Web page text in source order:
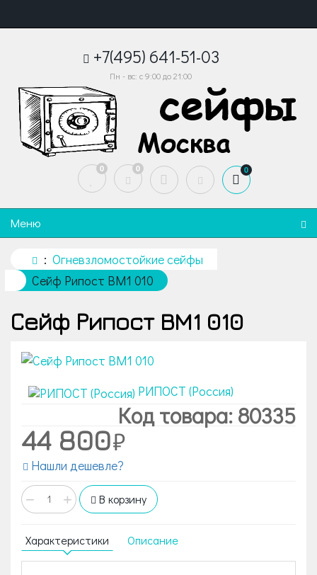
+7(495) 641-51-03
Пн - вс: с 9:00 до 21:00
0 0 0
Меню
Огневзломостойкие сейфы
Сейф Рипост BM1 010
Сейф Рипост BM1 010
РИПОСТ (Россия)
Код товара: 80335
44 800
Нашли дешевле?
− + В корзину
Характеристики Описание